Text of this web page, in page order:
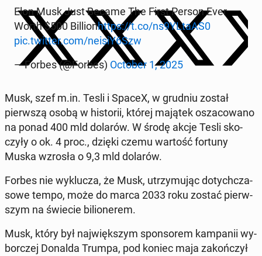
Elon Musk Just Became The First Person Ever
Worth $500 Billionhttps://t.co/ns9YLtaAS0
pic.twitter.com/neisiY6Szw
— Forbes (@Forbes) October 1, 2025
Musk, szef m.in. Tesli i SpaceX, w grudniu został
pierw­szą osobą w hi­sto­rii, której majątek osza­co­wa­no
na ponad 400 mld dolarów. W środę akcje Tesli sko­
czy­ły o ok. 4 proc., dzięki czemu wartość fortuny
Muska wzrosła o 9,3 mld dolarów.
Forbes nie wy­klu­cza, że Musk, utrzy­mu­jąc do­tych­cza­
so­we tempo, może do marca 2033 roku zostać pierw­
szym na świecie bi­lio­ne­rem.
Musk, który był naj­więk­szym spon­so­rem kam­pa­nii wy­
bor­czej Donalda Trumpa, pod koniec maja za­koń­czył